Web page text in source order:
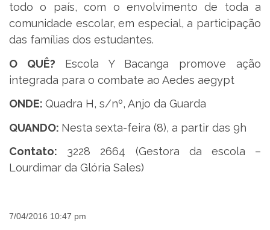
todo o país, com o envolvimento de toda a
comunidade escolar, em especial, a participação
das famílias dos estudantes.
O QUÊ? Escola Y Bacanga promove ação
integrada para o combate ao Aedes aegypt
ONDE: Quadra H, s/nº, Anjo da Guarda
QUANDO: Nesta sexta-feira (8), a partir das 9h
Contato: 3228 2664 (Gestora da escola –
Lourdimar da Glória Sales)
7/04/2016 10:47 pm